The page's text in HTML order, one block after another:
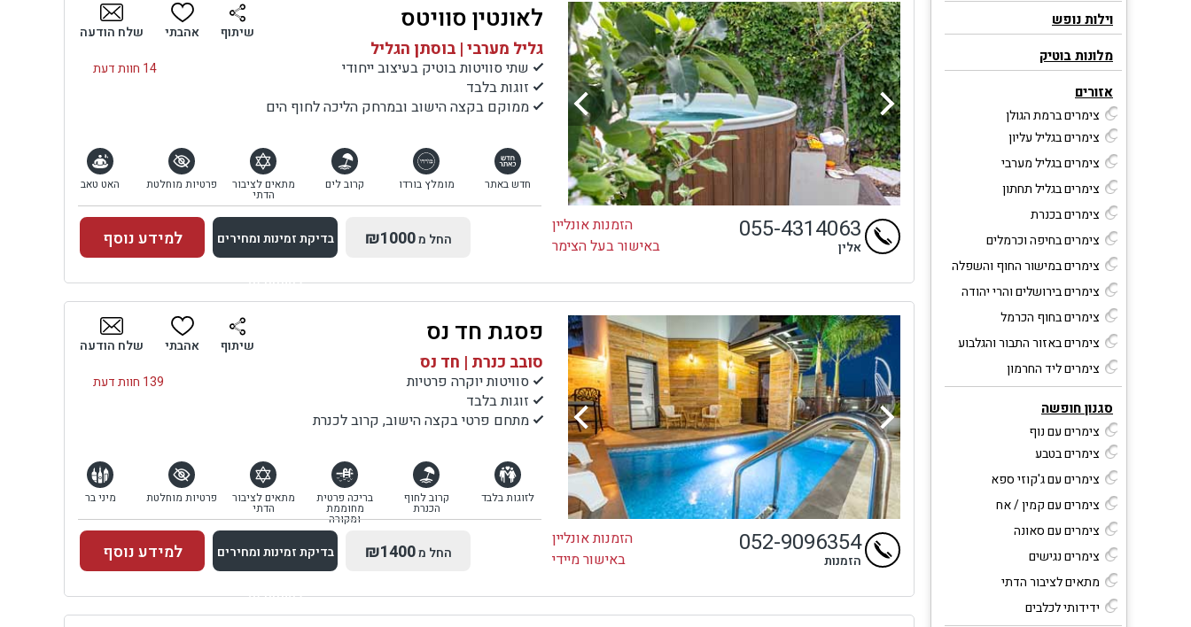
וילות נופש
מלונות בוטיק
אזורים
צימרים ברמת הגולן
צימרים בגליל עליון
צימרים בגליל מערבי
צימרים בגליל תחתון
צימרים בכנרת
צימרים בחיפה וכרמלים
צימרים במישור החוף והשפלה
צימרים בירושלים והרי יהודה
צימרים בחוף הכרמל
צימרים באזור התבור והגלבוע
צימרים ליד החרמון
סגנון חופשה
צימרים עם נוף
צימרים בטבע
צימרים עם ג'קוזי ספא
צימרים עם קמין / אח
צימרים עם סאונה
צימרים נגישים
מתאים לציבור הדתי
ידידותי לכלבים
בדיקת זמינות ומחירים לאונטין סוויטס
גליל מערבי | בוסתן הגליל
14 חוות דעת
שתי סוויטות בוטיק בעיצוב ייחודי
זוגות בלבד
ממוקם בקצה הישוב ובמרחק הליכה לחוף הים
שיתוף אהבתי שלח הודעה
חדש באתר מומלץ בורדו קרוב לים מתאים לציבור
הדתי
פרטיות מוחלטת האט טאב
הזמנות אונליין
באישור בעל הצימר
055-4314063
אלין החל מ₪1000 בדיקת זמינות ומחירים
למתחם זה
בדיקת זמינות ומחירים
למידע נוסף
פסגת חד נס
סובב כנרת | חד נס
139 חוות דעת
סוויטות יוקרה פרטיות
זוגות בלבד
מתחם פרטי בקצה הישוב, קרוב לכנרת
שיתוף אהבתי שלח הודעה
לזוגות בלבד קרוב לחוף
הכנרת
בריכה פרטית
מחוממת
ומקורה
מתאים לציבור
הדתי
פרטיות מוחלטת מיני בר
הזמנות אונליין
באישור מיידי
052-9096354
הזמנות החל מ₪1400 בדיקת זמינות ומחירים
למתחם זה
למידע נוסף